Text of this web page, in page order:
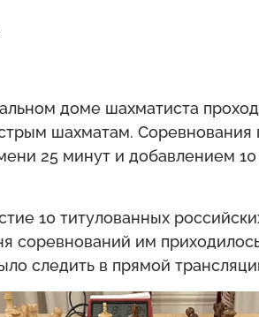
доме шахматиста
шахматам. Соревнования
25 минут и добавлением
10 титулованных
соревнований им
следить в прямой